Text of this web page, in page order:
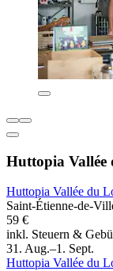
Huttopia Vallée
Huttopia Vallée du
Saint-Étienne-de-
59 €
inkl. Steuern &
31. Aug.–1. Sept.
Huttopia Vallée du